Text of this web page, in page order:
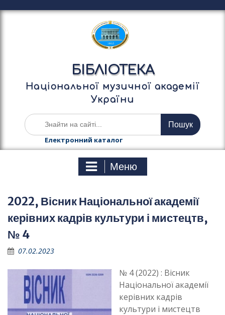
е
у
БІБЛІОТЕКА
Національної музичної академії
України
Ш
у
а
Електронний каталог
Меню
2022, Вісник Національної академії
керівних кадрів культури і мистецтв,
№ 4
07.02.2023
№ 4 (2022) : Вісник
Національної академії
керівних кадрів
культури і мистецтв